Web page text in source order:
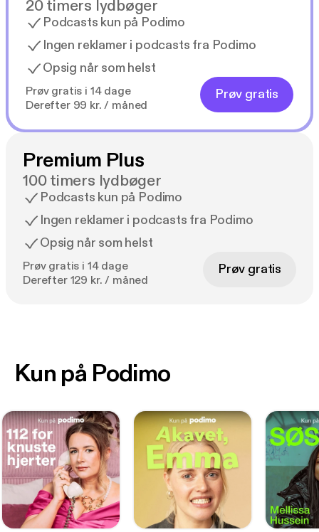
20 timers lydbøger
Podcasts kun på Podimo
Ingen reklamer i podcasts fra Podimo
Opsig når som helst
Prøv gratis i 14 dage
Derefter 99 kr. / måned
Prøv gratis
Premium Plus
100 timers lydbøger
Podcasts kun på Podimo
Ingen reklamer i podcasts fra Podimo
Opsig når som helst
Prøv gratis i 14 dage
Derefter 129 kr. / måned
Prøv gratis
Kun på Podimo